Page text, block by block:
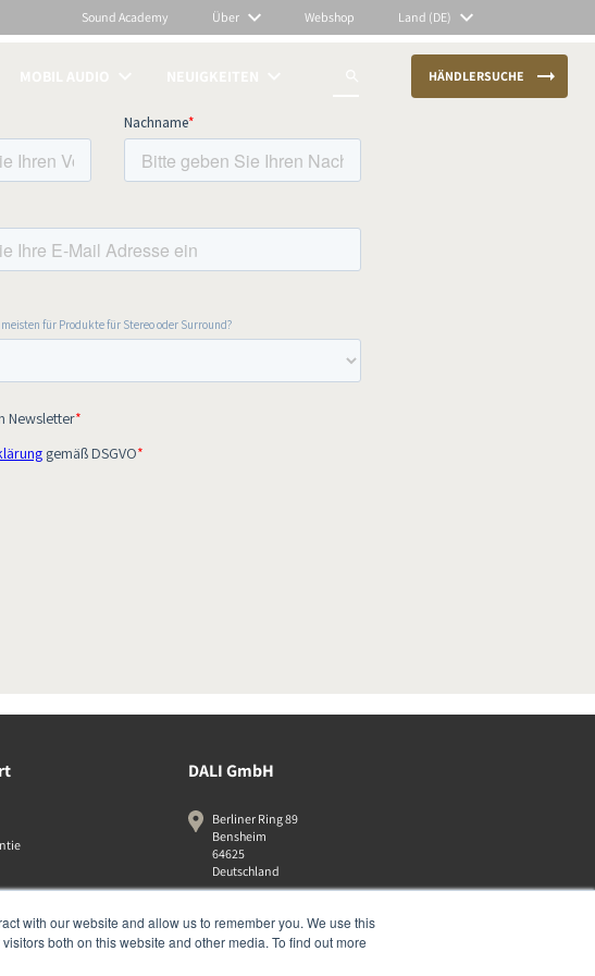
with our website and allow us to remember you. We use this
both on this website and other media. To find out more
Sound Academy Über Webshop Land (DE)
HÄNDLERSUCHE
DALI GmbH
Berliner Ring 89
Bensheim
64625
Deutschland